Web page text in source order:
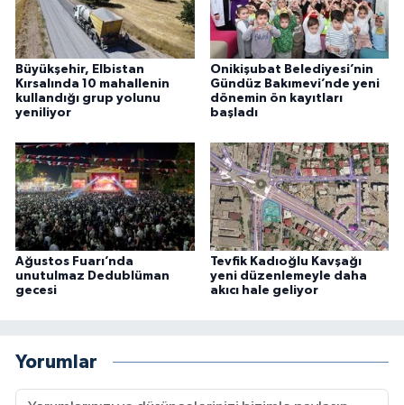
Büyükşehir, Elbistan
Kırsalında 10 mahallenin
kullandığı grup yolunu
yeniliyor
Onikişubat Belediyesi’nin
Gündüz Bakımevi’nde yeni
dönemin ön kayıtları
başladı
Ağustos Fuarı’nda
unutulmaz Dedublüman
gecesi
Tevfik Kadıoğlu Kavşağı
yeni düzenlemeyle daha
akıcı hale geliyor
Yorumlar